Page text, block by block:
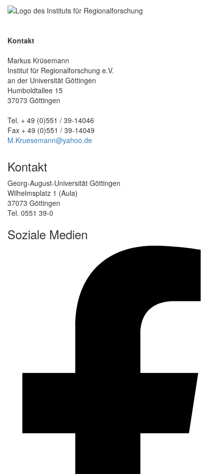
Kontakt
Markus Krüsemann
Institut für Regionalforschung e.V.
an der Universität Göttingen
Humboldtallee 15
37073 Göttingen
Tel. + 49 (0)551 / 39-14046
Fax + 49 (0)551 / 39-14049
M.Kruesemann@yahoo.de
Kontakt
Georg-August-Universität Göttingen
Wilhelmsplatz 1 (Aula)
37073 Göttingen
Tel. 0551 39-0
Soziale Medien